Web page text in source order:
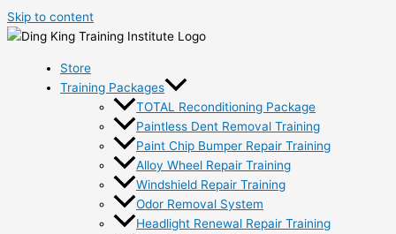
Skip to content
Store
Training Packages
TOTAL Reconditioning Package
Paintless Dent Removal Training
Paint Chip Bumper Repair Training
Alloy Wheel Repair Training
Windshield Repair Training
Odor Removal System
Headlight Renewal Repair Training